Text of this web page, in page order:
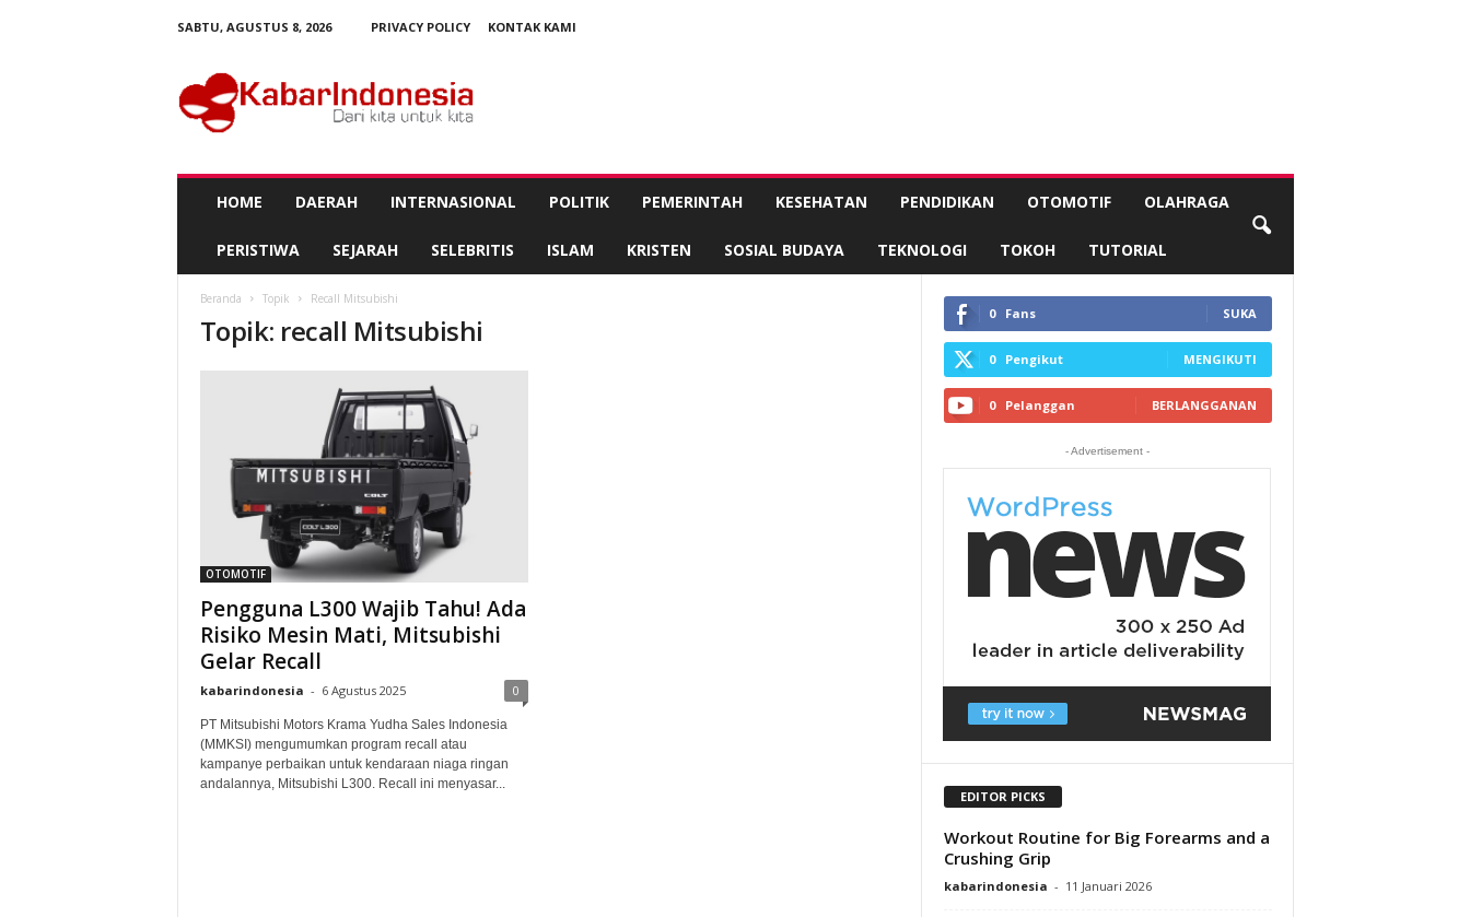
SABTU, AGUSTUS 8, 2026 PRIVACY POLICY
KONTAK KAMI
b
HOME DAERAH INTERNASIONAL POLITIK PEMERINTAH KESEHATAN PENDIDIKAN OTOMOTIF OLAHRAGA
PERISTIWA SEJARAH SELEBRITIS ISLAM KRISTEN SOSIAL BUDAYA TEKNOLOGI TOKOH TUTORIAL
Beranda Topik Recall Mitsubishi
Topik: recall Mitsubishi
OTOMOTIF
Pengguna L300 Wajib Tahu! Ada
Risiko Mesin Mati, Mitsubishi
Gelar Recall
kabarindonesia - 6 Agustus 2025 0
PT Mitsubishi Motors Krama Yudha Sales Indonesia
(MMKSI) mengumumkan program recall atau
kampanye perbaikan untuk kendaraan niaga ringan
andalannya, Mitsubishi L300. Recall ini menyasar...
0 Fans SUKA
0 Pengikut MENGIKUTI
0 Pelanggan BERLANGGANAN
- Advertisement -
EDITOR PICKS
Workout Routine for Big Forearms and a
Crushing Grip
kabarindonesia - 11 Januari 2026